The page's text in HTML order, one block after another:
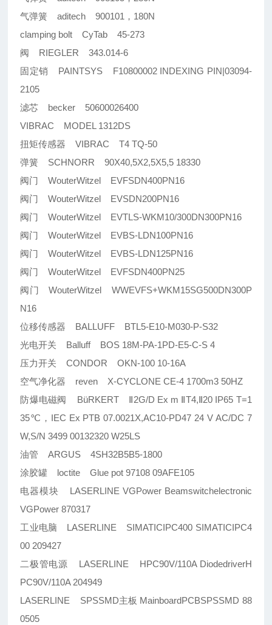
气弹簧 aditech 900101，180N
clamping bolt CyTab 45-273
阀 RIEGLER 343.014-6
固定销 PAINTSYS F10800002 INDEXING PIN|03094-
2105
滤芯 becker 50600026400
VIBRAC MODEL 1312DS
扭矩传感器 VIBRAC T4 TQ-50
弹簧 SCHNORR 90X40,5X2,5X5,5 18330
阀门 WouterWitzel EVFSDN400PN16
阀门 WouterWitzel EVSDN200PN16
阀门 WouterWitzel EVTLS-WKM10/300DN300PN16
阀门 WouterWitzel EVBS-LDN100PN16
阀门 WouterWitzel EVBS-LDN125PN16
阀门 WouterWitzel EVFSDN400PN25
阀门 WouterWitzel WWEVFS+WKM15SG500DN300P
N16
位移传感器 BALLUFF BTL5-E10-M030-P-S32
光电开关 Balluff BOS 18M-PA-1PD-E5-C-S 4
压力开关 CONDOR OKN-100 10-16A
空气净化器 reven X-CYCLONE CE-4 1700m3 50HZ
防爆电磁阀 BüRKERT Ⅱ2G/D Ex m ⅡT4,Ⅱ20 IP65 T=1
35℃，IEC Ex PTB 07.0021X,AC10-PD47 24 V AC/DC 7
W,S/N 3499 00132320 W25LS
油管 ARGUS 4SH32B5B5-1800
涂胶罐 loctite Glue pot 97108 09AFE105
电器模块 LASERLINE VGPower Beamswitchelectronic
VGPower 870317
工业电脑 LASERLINE SIMATICIPC400 SIMATICIPC4
00 209427
二极管电源 LASERLINE HPC90V/110A DiodedriverH
PC90V/110A 204949
LASERLINE SPSSMD主板 MainboardPCBSPSSMD 88
0505